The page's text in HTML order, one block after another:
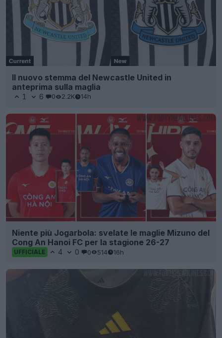
Il nuovo stemma del Newcastle United in
anteprima sulla maglia
1 6 0 2.2K 14h
Niente più Jogarbola: svelate le maglie Mizuno del
Cong An Hanoi FC per la stagione 26-27
UFFICIALE 4 0 0 514 16h